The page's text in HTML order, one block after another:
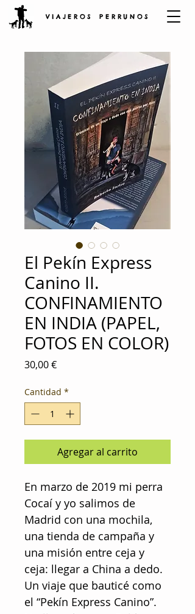
V I A J E R O S P E R R U N O S
El Pekín Express
Canino II.
CONFINAMIENTO
EN INDIA (PAPEL,
FOTOS EN COLOR)
30,00 €Precio
Cantidad *
Agregar al carrito
En marzo de 2019 mi perra
Cocaí y yo salimos de
Madrid con una mochila,
una tienda de campaña y
una misión entre ceja y
ceja: llegar a China a dedo.
Un viaje que bauticé como
el “Pekín Express Canino”.